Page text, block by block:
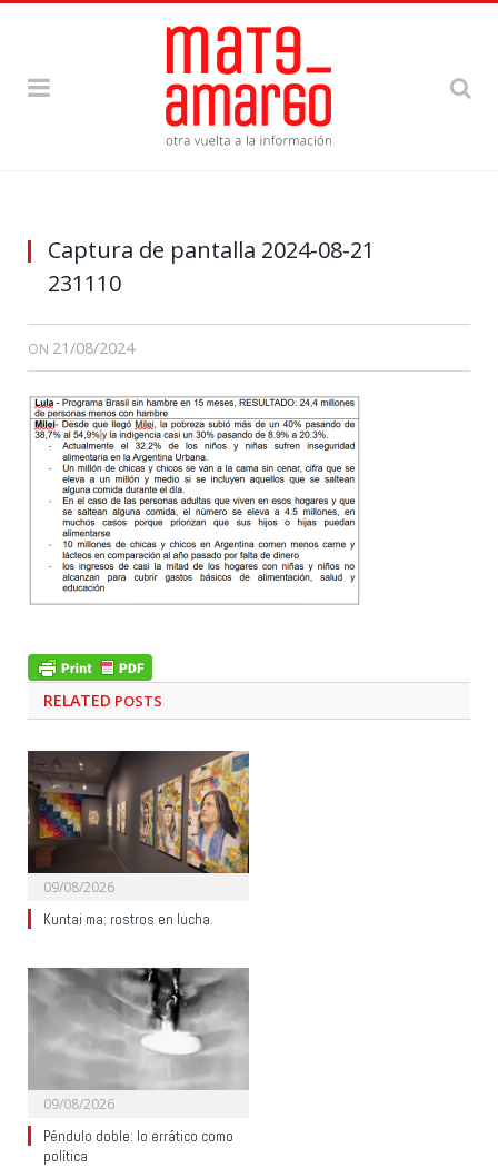
Captura de pantalla 2024-08-21
231110
ON 21/08/2024
RELATED POSTS
09/08/2026
Kuntai ma: rostros en lucha.
09/08/2026
Péndulo doble: lo errático como
política